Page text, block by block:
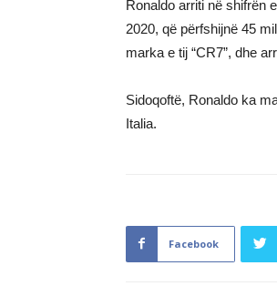
Ronaldo arriti në shifrën
2020, që përfshijnë 45
marka e tij “CR7”, dhe
Sidoqoftë, Ronaldo ka
Italia.
Facebook